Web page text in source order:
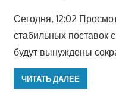
Сегодня, 12:02
стабильных поставок
будут вынуждены
ЧИТАТЬ ДАЛЕЕ